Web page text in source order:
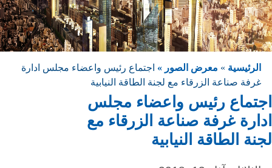
الرئيسية » معرض الصور » اجتماع رئيس واعضاء مجلس ادارة
غرفة صناعة الزرقاء مع لجنة الطاقة النيابية
اجتماع رئيس واعضاء مجلس
ادارة غرفة صناعة الزرقاء مع
لجنة الطاقة النيابية